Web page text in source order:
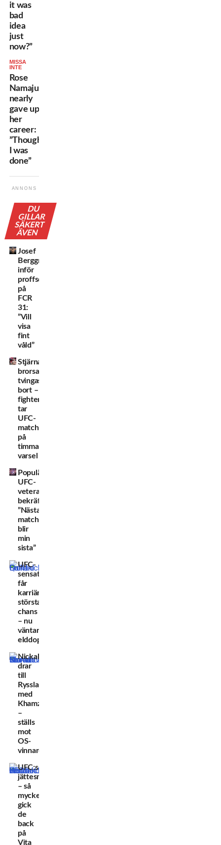
it was
bad
idea
just
now?”
MISSA
INTE
Rose
Namajunas
nearly
gave up
her
career:
”Thought
I was
done”
ANNONS
DU
GILLAR
SÄKERT
ÄVEN
Josef
Berggren
inför
proffsdebuten
på
FCR
31:
”Vill
visa
fint
våld”
Stjärnans
brorsa
tvingas
bort –
fighter
tar
UFC-
match
på
timmars
varsel
Populära
UFC-
veteranen
bekräftar:
”Nästa
match
blir
min
sista”
UFC-
sensationen
får
karriärens
största
chans
– nu
väntar
elddopet
Nickal
drar
till
Ryssland
med
Khamzat
–
ställs
mot
OS-
vinnare
UFC:s
jättesmäll
– så
mycket
gick
de
back
på
Vita